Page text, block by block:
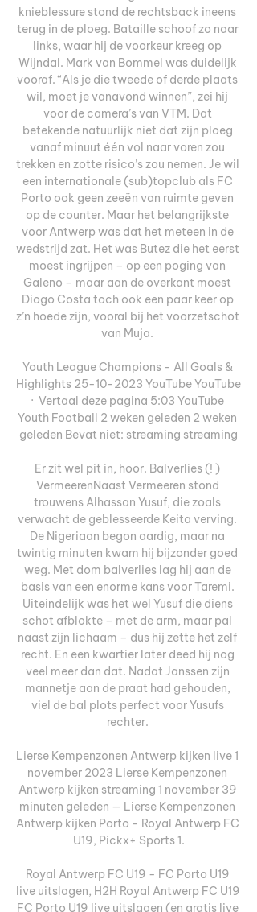
knieblessure stond de rechtsback ineens
terug in de ploeg. Bataille schoof zo naar
links, waar hij de voorkeur kreeg op
Wijndal. Mark van Bommel was duidelijk
vooraf. “Als je die tweede of derde plaats
wil, moet je vanavond winnen”, zei hij
voor de camera’s van VTM. Dat
betekende natuurlijk niet dat zijn ploeg
vanaf minuut één vol naar voren zou
trekken en zotte risico’s zou nemen. Je wil
een internationale (sub)topclub als FC
Porto ook geen zeeën van ruimte geven
op de counter. Maar het belangrijkste
voor Antwerp was dat het meteen in de
wedstrijd zat. Het was Butez die het eerst
moest ingrijpen – op een poging van
Galeno – maar aan de overkant moest
Diogo Costa toch ook een paar keer op
z’n hoede zijn, vooral bij het voorzetschot
van Muja.
Youth League Champions - All Goals &
Highlights 25-10-2023 YouTube YouTube
·  Vertaal deze pagina 5:03 YouTube
Youth Football 2 weken geleden 2 weken
geleden Bevat niet: streaming streaming
Er zit wel pit in, hoor. Balverlies (! )
VermeerenNaast Vermeeren stond
trouwens Alhassan Yusuf, die zoals
verwacht de geblesseerde Keita verving.
De Nigeriaan begon aardig, maar na
twintig minuten kwam hij bijzonder goed
weg. Met dom balverlies lag hij aan de
basis van een enorme kans voor Taremi.
Uiteindelijk was het wel Yusuf die diens
schot afblokte – met de arm, maar pal
naast zijn lichaam – dus hij zette het zelf
recht. En een kwartier later deed hij nog
veel meer dan dat. Nadat Janssen zijn
mannetje aan de praat had gehouden,
viel de bal plots perfect voor Yusufs
rechter.
Lierse Kempenzonen Antwerp kijken live 1
november 2023 Lierse Kempenzonen
Antwerp kijken streaming 1 november 39
minuten geleden — Lierse Kempenzonen
Antwerp kijken Porto - Royal Antwerp FC
U19, Pickx+ Sports 1.
Royal Antwerp FC U19 - FC Porto U19
live uitslagen, H2H Royal Antwerp FC U19
FC Porto U19 live uitslagen (en gratis live